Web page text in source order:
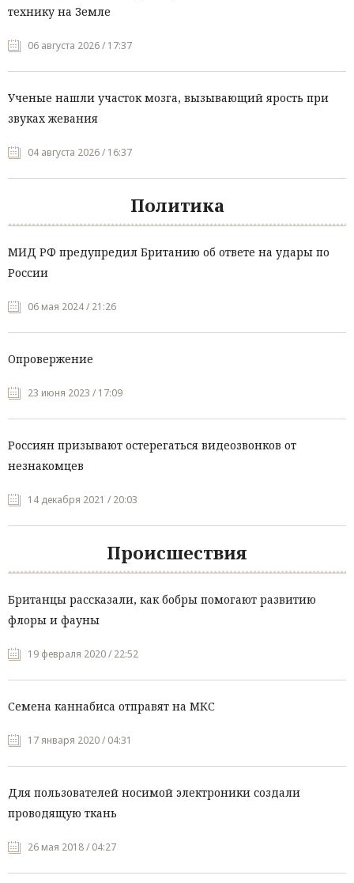
технику на Земле
06 августа 2026 / 17:37
Ученые нашли участок мозга, вызывающий ярость при
звуках жевания
04 августа 2026 / 16:37
Политика
МИД РФ предупредил Британию об ответе на удары по
России
06 мая 2024 / 21:26
Опровержение
23 июня 2023 / 17:09
Россиян призывают остерегаться видеозвонков от
незнакомцев
14 декабря 2021 / 20:03
Происшествия
Британцы рассказали, как бобры помогают развитию
флоры и фауны
19 февраля 2020 / 22:52
Семена каннабиса отправят на МКС
17 января 2020 / 04:31
Для пользователей носимой электроники создали
проводящую ткань
26 мая 2018 / 04:27